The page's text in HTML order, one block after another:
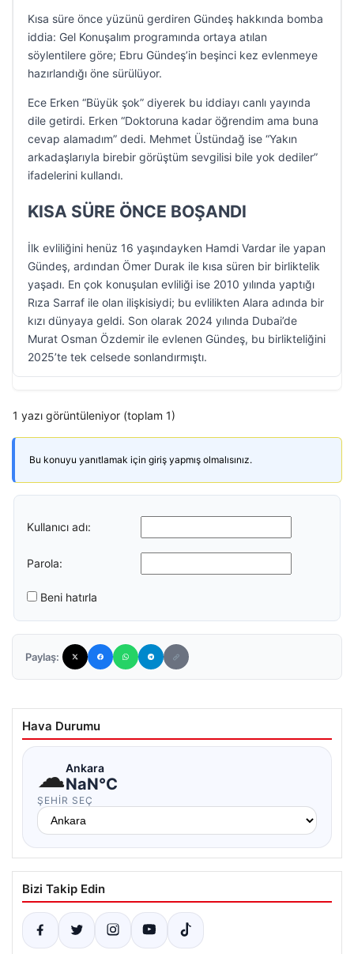
Kısa süre önce yüzünü gerdiren Gündeş hakkında bomba
iddia: Gel Konuşalım programında ortaya atılan
söylentilere göre; Ebru Gündeş’in beşinci kez evlenmeye
hazırlandığı öne sürülüyor.
Ece Erken “Büyük şok” diyerek bu iddiayı canlı yayında
dile getirdi. Erken “Doktoruna kadar öğrendim ama buna
cevap alamadım” dedi. Mehmet Üstündağ ise “Yakın
arkadaşlarıyla birebir görüştüm sevgilisi bile yok dediler”
ifadelerini kullandı.
KISA SÜRE ÖNCE BOŞANDI
İlk evliliğini henüz 16 yaşındayken Hamdi Vardar ile yapan
Gündeş, ardından Ömer Durak ile kısa süren bir birliktelik
yaşadı. En çok konuşulan evliliği ise 2010 yılında yaptığı
Rıza Sarraf ile olan ilişkisiydi; bu evlilikten Alara adında bir
kızı dünyaya geldi. Son olarak 2024 yılında Dubai’de
Murat Osman Özdemir ile evlenen Gündeş, bu birlikteliğini
2025’te tek celsede sonlandırmıştı.
1 yazı görüntüleniyor (toplam 1)
Bu konuyu yanıtlamak için giriş yapmış olmalısınız.
Kullanıcı adı:
Parola:
Beni hatırla
Paylaş:
Hava Durumu
☁Ankara
NaN°C
ŞEHIR SEÇ
Bizi Takip Edin